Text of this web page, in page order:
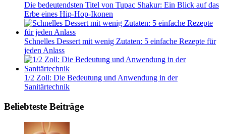
Die bedeutendsten Titel von Tupac Shakur: Ein Blick auf das
Erbe eines Hip-Hop-Ikonen
Schnelles Dessert mit wenig Zutaten: 5 einfache Rezepte für
jeden Anlass
1/2 Zoll: Die Bedeutung und Anwendung in der
Sanitärtechnik
Beliebteste Beiträge